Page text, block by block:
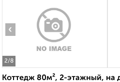
2/8
‹
Коттедж 80м², 2-этажный, на